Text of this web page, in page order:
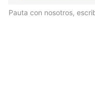
Pauta con nosotros,